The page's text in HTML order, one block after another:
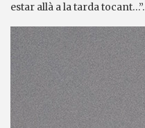
estar allà a la tarda tocant…”.